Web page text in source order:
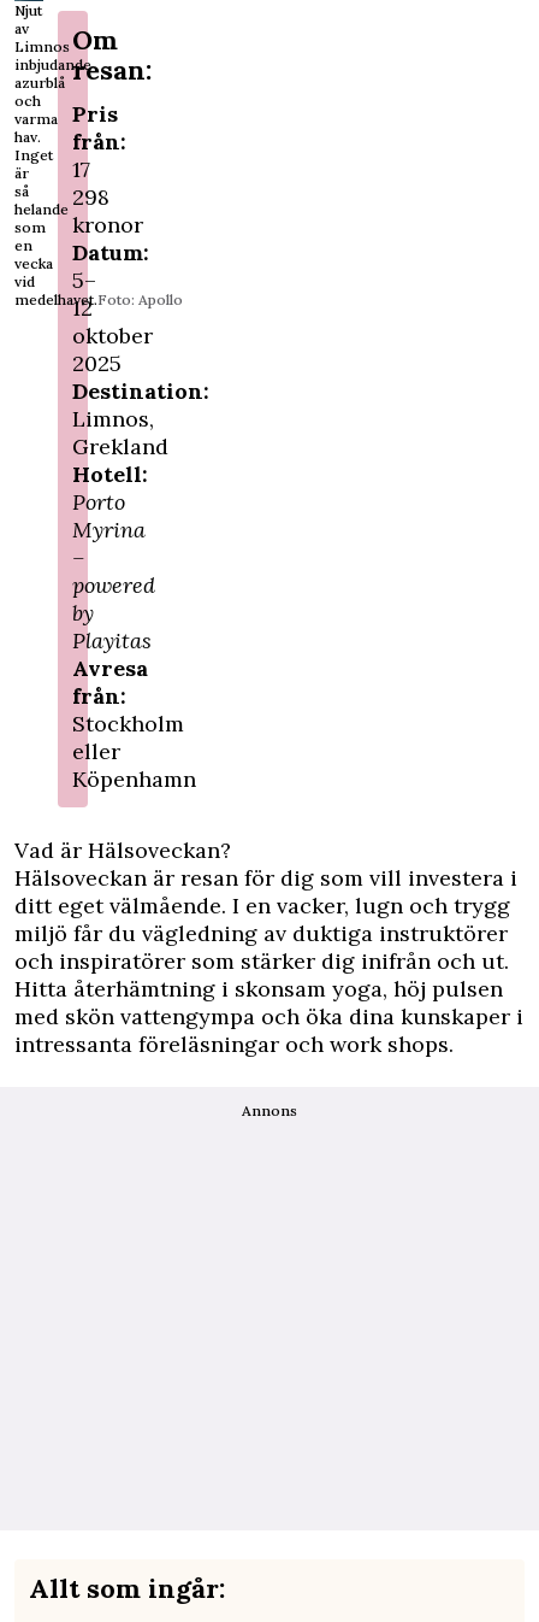
Njut
av
Limnos
inbjudande
azurblå
och
varma
hav.
Inget
är
så
helande
som
en
vecka
vid
medelhavet.Foto: Apollo
Om
resan:
Pris
från:
17
298
kronor
Datum:
5–
12
oktober
2025
Destination:
Limnos,
Grekland
Hotell:
Porto
Myrina
–
powered
by
Playitas
Avresa
från:
Stockholm
eller
Köpenhamn
Vad är Hälsoveckan?
Hälsoveckan är resan för dig som vill investera i
ditt eget välmående. I en vacker, lugn och trygg
miljö får du vägledning av duktiga instruktörer
och inspiratörer som stärker dig inifrån och ut.
Hitta återhämtning i skonsam yoga, höj pulsen
med skön vattengympa och öka dina kunskaper i
intressanta föreläsningar och work shops.
Annons
Allt som ingår: